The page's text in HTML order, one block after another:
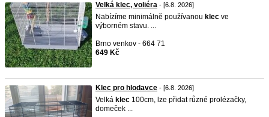
Velká klec, voliéra - [6.8. 2026]
Nabízíme minimálně používanou klec ve
výborném stavu. ...
Brno venkov - 664 71
649 Kč
Klec pro hlodavce - [6.8. 2026]
Velká klec 100cm, lze přidat různé prolézačky,
domeček ...